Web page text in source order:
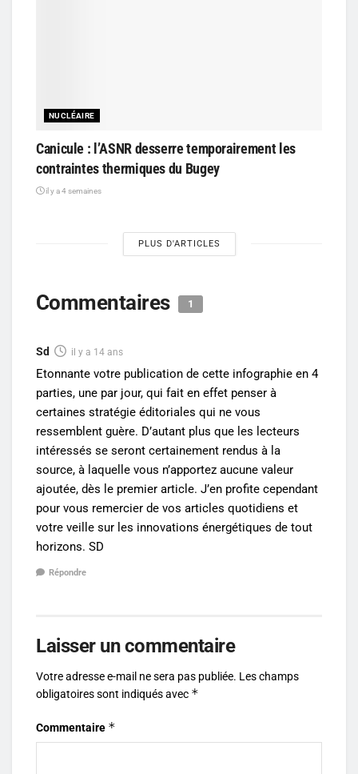
NUCLÉAIRE
Canicule : l’ASNR desserre temporairement les
contraintes thermiques du Bugey
il y a 4 semaines
PLUS D'ARTICLES
Commentaires 1
Sd il y a 14 ans
Etonnante votre publication de cette infographie en 4
parties, une par jour, qui fait en effet penser à
certaines stratégie éditoriales qui ne vous
ressemblent guère. D’autant plus que les lecteurs
intéressés se seront certainement rendus à la
source, à laquelle vous n’apportez aucune valeur
ajoutée, dès le premier article. J’en profite cependant
pour vous remercier de vos articles quotidiens et
votre veille sur les innovations énergétiques de tout
horizons. SD
Répondre
Laisser un commentaire
Votre adresse e-mail ne sera pas publiée. Les champs
obligatoires sont indiqués avec *
Commentaire *